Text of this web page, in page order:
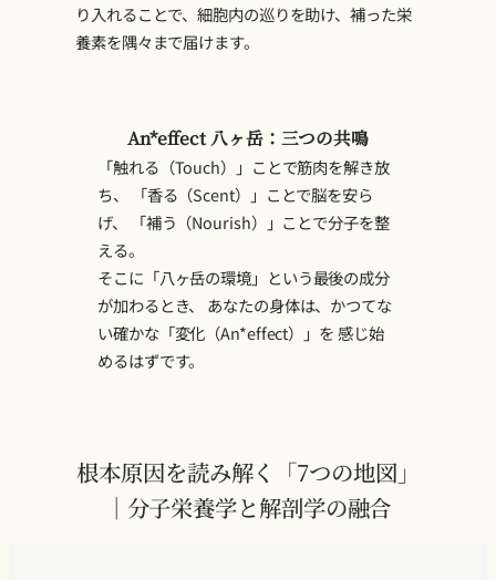
り入れることで、細胞内の巡りを助け、補った栄
養素を隅々まで届けます。
An*effect 八ヶ岳：三つの共鳴
「触れる（Touch）」ことで筋肉を解き放
ち、 「香る（Scent）」ことで脳を安ら
げ、 「補う（Nourish）」ことで分子を整
える。
そこに「八ヶ岳の環境」という最後の成分
が加わるとき、 あなたの身体は、かつてな
い確かな「変化（An*effect）」を 感じ始
めるはずです。
根本原因を読み解く「7つの地図」
｜分子栄養学と解剖学の融合